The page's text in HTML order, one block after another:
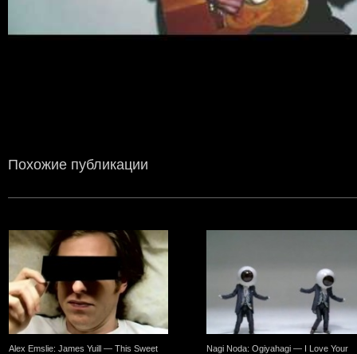
Похожие публикации
Alex Emslie: James Yuill — This Sweet
Nagi Noda: Ogiyahagi — I Love Your